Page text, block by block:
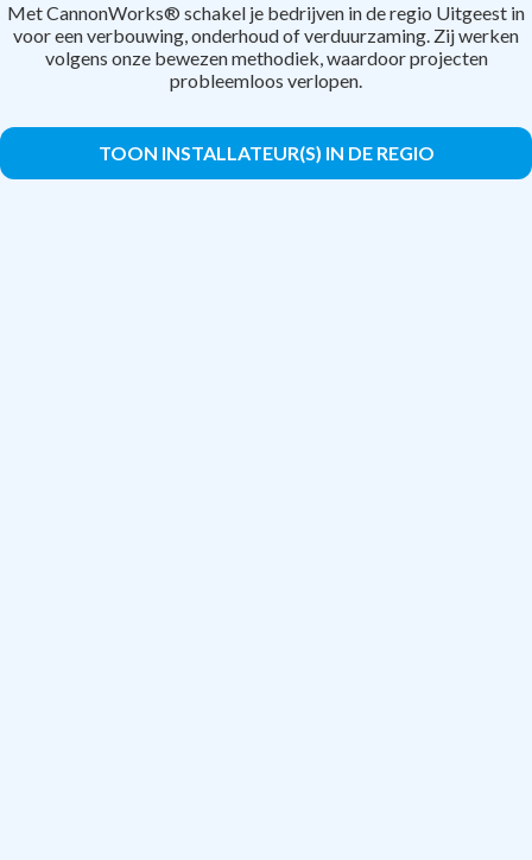
Met CannonWorks® schakel je bedrijven in de regio Uitgeest in
voor een verbouwing, onderhoud of verduurzaming. Zij werken
volgens onze bewezen methodiek, waardoor projecten
probleemloos verlopen.
TOON INSTALLATEUR(S) IN DE REGIO